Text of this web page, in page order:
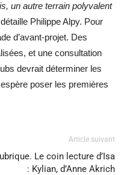
un autre terrain polyvalent
Philippe Alpy. Pour
d’avant-projet. Des
et une consultation
devrait déterminer les
poser les premières
Article suivant
Le coin lecture d’Isa
: Kylian, d’Anne Akrich